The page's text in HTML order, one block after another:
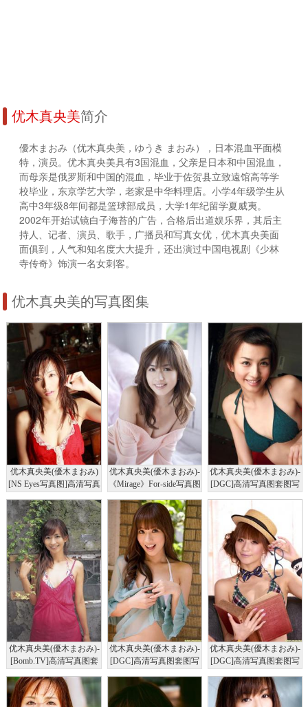
优木真央美简介
優木まおみ（优木真央美，ゆうき まおみ），日本混血平面模
特，演员。优木真央美具有3国混血，父亲是日本和中国混血，
而母亲是俄罗斯和中国的混血，毕业于佐贺县立致遠馆高等学
校毕业，东京学艺大学，老家是中华料理店。小学4年级学生从
高中3年级8年间都是篮球部成员，大学1年纪留学夏威夷。
2002年开始试镜白子海苔的广告，合格后出道娱乐界，其后主
持人、记者、演员、歌手，广播员和写真女优，优木真央美面
面俱到，人气和知名度大大提升，还出演过中国电视剧《少林
寺传奇》饰演一名女刺客。
优木真央美的写真图集
优木真央美(優木まおみ)
[NS Eyes写真图]高清写真
优木真央美(優木まおみ)-
《Mirage》For-side写真图
优木真央美(優木まおみ)-
[DGC]高清写真图套图写
优木真央美(優木まおみ)-
[Bomb.TV]高清写真图套
优木真央美(優木まおみ)-
[DGC]高清写真图套图写
优木真央美(優木まおみ)-
[DGC]高清写真图套图写